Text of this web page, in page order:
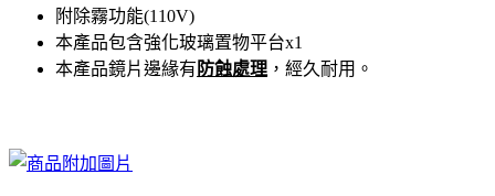
附除霧功能(110V)
本產品包含強化玻璃置物平台x1
本產品鏡片邊緣有 防蝕處理 ，經久耐用。